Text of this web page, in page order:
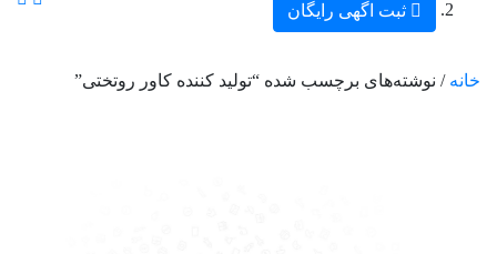
ثبت اگهی رایگان
خانه / نوشته‌های برچسب شده “تولید کننده کاور روتختی”